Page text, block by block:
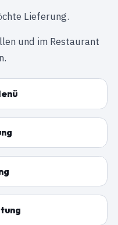
Lieferung.
und im Restaurant